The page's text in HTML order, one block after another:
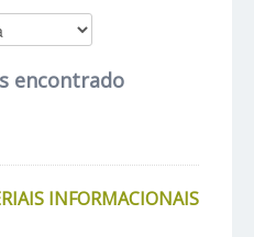
encontrado
INFORMACIONAIS